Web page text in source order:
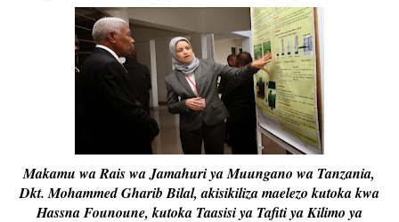
Makamu wa Rais wa Jamahuri ya Muungano wa Tanzania,
Dkt. Mohammed Gharib Bilal, akisikiliza maelezo kutoka kwa
Hassna Founoune, kutoka Taasisi ya Tafiti ya Kilimo ya